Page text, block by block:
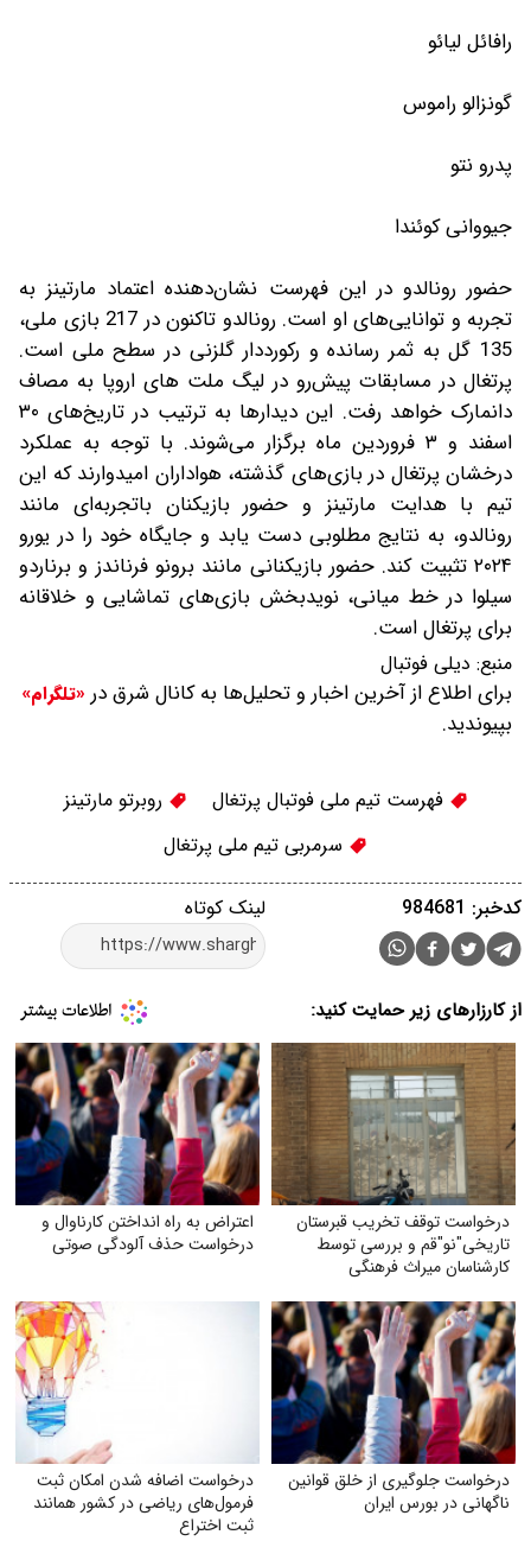
رافائل لیائو
گونزالو راموس
پدرو نتو
جیووانی کوئندا
حضور رونالدو در این فهرست نشان‌دهنده اعتماد مارتینز به
تجربه و توانایی‌های او است. رونالدو تاکنون در 217 بازی ملی،
135 گل به ثمر رسانده و رکورددار گلزنی در سطح ملی است.
پرتغال در مسابقات پیش‌رو در لیگ ملت های اروپا به مصاف
دانمارک خواهد رفت. این دیدارها به ترتیب در تاریخ‌های ۳۰
اسفند و ۳ فروردین ماه برگزار می‌شوند. با توجه به عملکرد
درخشان پرتغال در بازی‌های گذشته، هواداران امیدوارند که این
تیم با هدایت مارتینز و حضور بازیکنان باتجربه‌ای مانند
رونالدو، به نتایج مطلوبی دست یابد و جایگاه خود را در یورو
۲۰۲۴ تثبیت کند. حضور بازیکنانی مانند برونو فرناندز و برناردو
سیلوا در خط میانی، نویدبخش بازی‌های تماشایی و خلاقانه
برای پرتغال است.
منبع: دیلی فوتبال
برای اطلاع از آخرین اخبار و تحلیل‌ها به کانال شرق در «تلگرام»
بپیوندید.
فهرست تیم ملی فوتبال پرتغال
روبرتو مارتینز
سرمربی تیم ملی پرتغال
لینک کوتاه کدخبر: 984681
از کارزارهای زیر حمایت کنید:
درخواست توقف تخریب قبرستان
تاریخی"نو"قم و بررسی توسط
کارشناسان میراث فرهنگی
اعتراض به راه انداختن کارناوال و
درخواست حذف آلودگی صوتی
درخواست جلوگیری از خلق قوانین
ناگهانی در بورس ایران
درخواست اضافه شدن امکان ثبت
فرمول‌های ریاضی در کشور همانند
ثبت اختراع